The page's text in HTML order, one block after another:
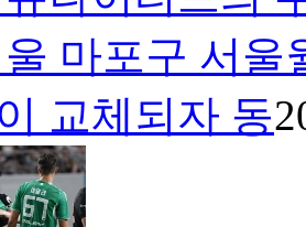
마포구 서
교체되자 동